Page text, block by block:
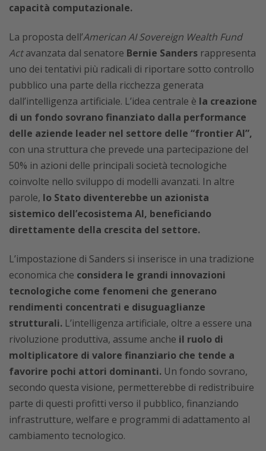
capacità computazionale.
La proposta dell’American AI Sovereign Wealth Fund
Actavanzata dal senatore Bernie Sanders rappresenta
uno dei tentativi più radicali di riportare sotto controllo
pubblico una parte della ricchezza generata
dall’intelligenza artificiale. L’idea centrale è la creazione
di un fondo sovrano finanziato dalla performance
delle aziende leader nel settore delle “frontier AI”,
con una struttura che prevede una partecipazione del
50% in azioni delle principali società tecnologiche
coinvolte nello sviluppo di modelli avanzati. In altre
parole, lo Stato diventerebbe un azionista
sistemico dell’ecosistema AI, beneficiando
direttamente della crescita del settore.
L’impostazione di Sanders si inserisce in una tradizione
economica che considera le grandi innovazioni
tecnologiche come fenomeni che generano
rendimenti concentrati e disuguaglianze
strutturali. L’intelligenza artificiale, oltre a essere una
rivoluzione produttiva, assume anche il ruolo di
moltiplicatore di valore finanziario che tende a
favorire pochi attori dominanti. Un fondo sovrano,
secondo questa visione, permetterebbe di redistribuire
parte di questi profitti verso il pubblico, finanziando
infrastrutture, welfare e programmi di adattamento al
cambiamento tecnologico.